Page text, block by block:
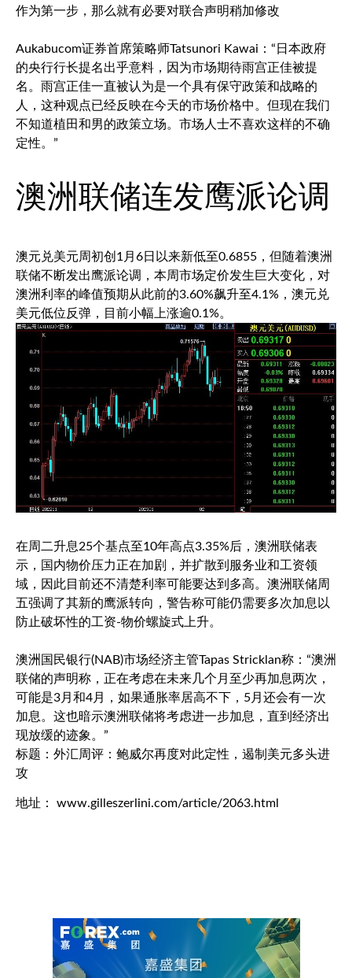
作为第一步，那么就有必要对联合声明稍加修改
Aukabucom证券首席策略师Tatsunori Kawai：“日本政府
的央行行长提名出乎意料，因为市场期待雨宫正佳被提
名。雨宫正佳一直被认为是一个具有保守政策和战略的
人，这种观点已经反映在今天的市场价格中。但现在我们
不知道植田和男的政策立场。市场人士不喜欢这样的不确
定性。”
澳洲联储连发鹰派论调
澳元兑美元周初创1月6日以来新低至0.6855，但随着澳洲
联储不断发出鹰派论调，本周市场定价发生巨大变化，对
澳洲利率的峰值预期从此前的3.60%飙升至4.1%， 澳元兑
美元低位反弹，目前小幅上涨逾0.1%。
在周二升息25个基点至10年高点3.35%后，澳洲联储表
示，国内物价压力正在加剧，并扩散到服务业和工资领
域，因此目前还不清楚利率可能要达到多高。澳洲联储周
五强调了其新的鹰派转向，警告称可能仍需要多次加息以
防止破坏性的工资-物价螺旋式上升。
澳洲国民银行(NAB)市场经济主管Tapas Stricklan称：“澳洲
联储的声明称，正在考虑在未来几个月至少再加息两次，
可能是3月和4月，如果通胀率居高不下，5月还会有一次
加息。这也暗示澳洲联储将考虑进一步加息，直到经济出
现放缓的迹象。”
标题：外汇周评：鲍威尔再度对此定性，遏制美元多头进
攻
地址： www.gilleszerlini.com/article/2063.html